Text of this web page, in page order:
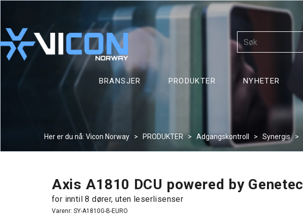
BRANSJER PRODUKTER NYHETER
Her er du nå: Vicon Norway > PRODUKTER> Adgangskontroll > Synergis>
Axis A1810 DCU powered by Genetec
for inntil 8 dører, uten leserlisenser
Varenr: SY-A1810G-B-EURO